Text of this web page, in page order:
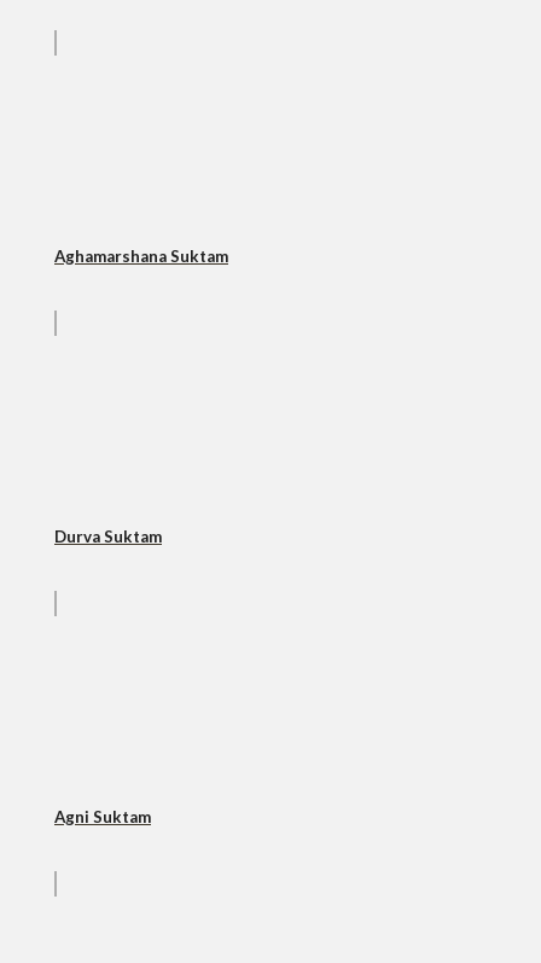
Aghamarshana Suktam
Durva Suktam
Agni Suktam